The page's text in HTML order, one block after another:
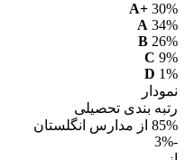
A+ 30%
A 34%
B 26%
C 9%
D 1%
نمودار
رتبه بندی تحصیلی
85% از مدارس انگلستان
-3%